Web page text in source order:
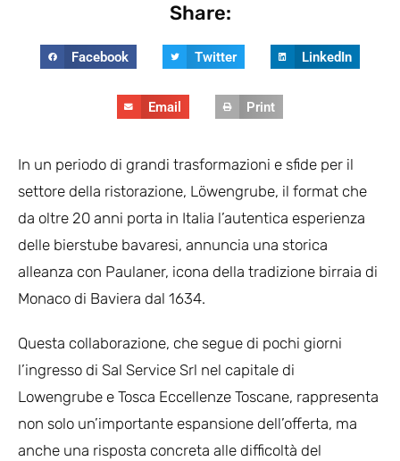
Share:
Facebook Twitter LinkedIn
Email Print
In un periodo di grandi trasformazioni e sfide per il
settore della ristorazione, Löwengrube, il format che
da oltre 20 anni porta in Italia l’autentica esperienza
delle bierstube bavaresi, annuncia una storica
alleanza con Paulaner, icona della tradizione birraia di
Monaco di Baviera dal 1634.
Questa collaborazione, che segue di pochi giorni
l’ingresso di Sal Service Srl nel capitale di
Lowengrube e Tosca Eccellenze Toscane, rappresenta
non solo un’importante espansione dell’offerta, ma
anche una risposta concreta alle difficoltà del